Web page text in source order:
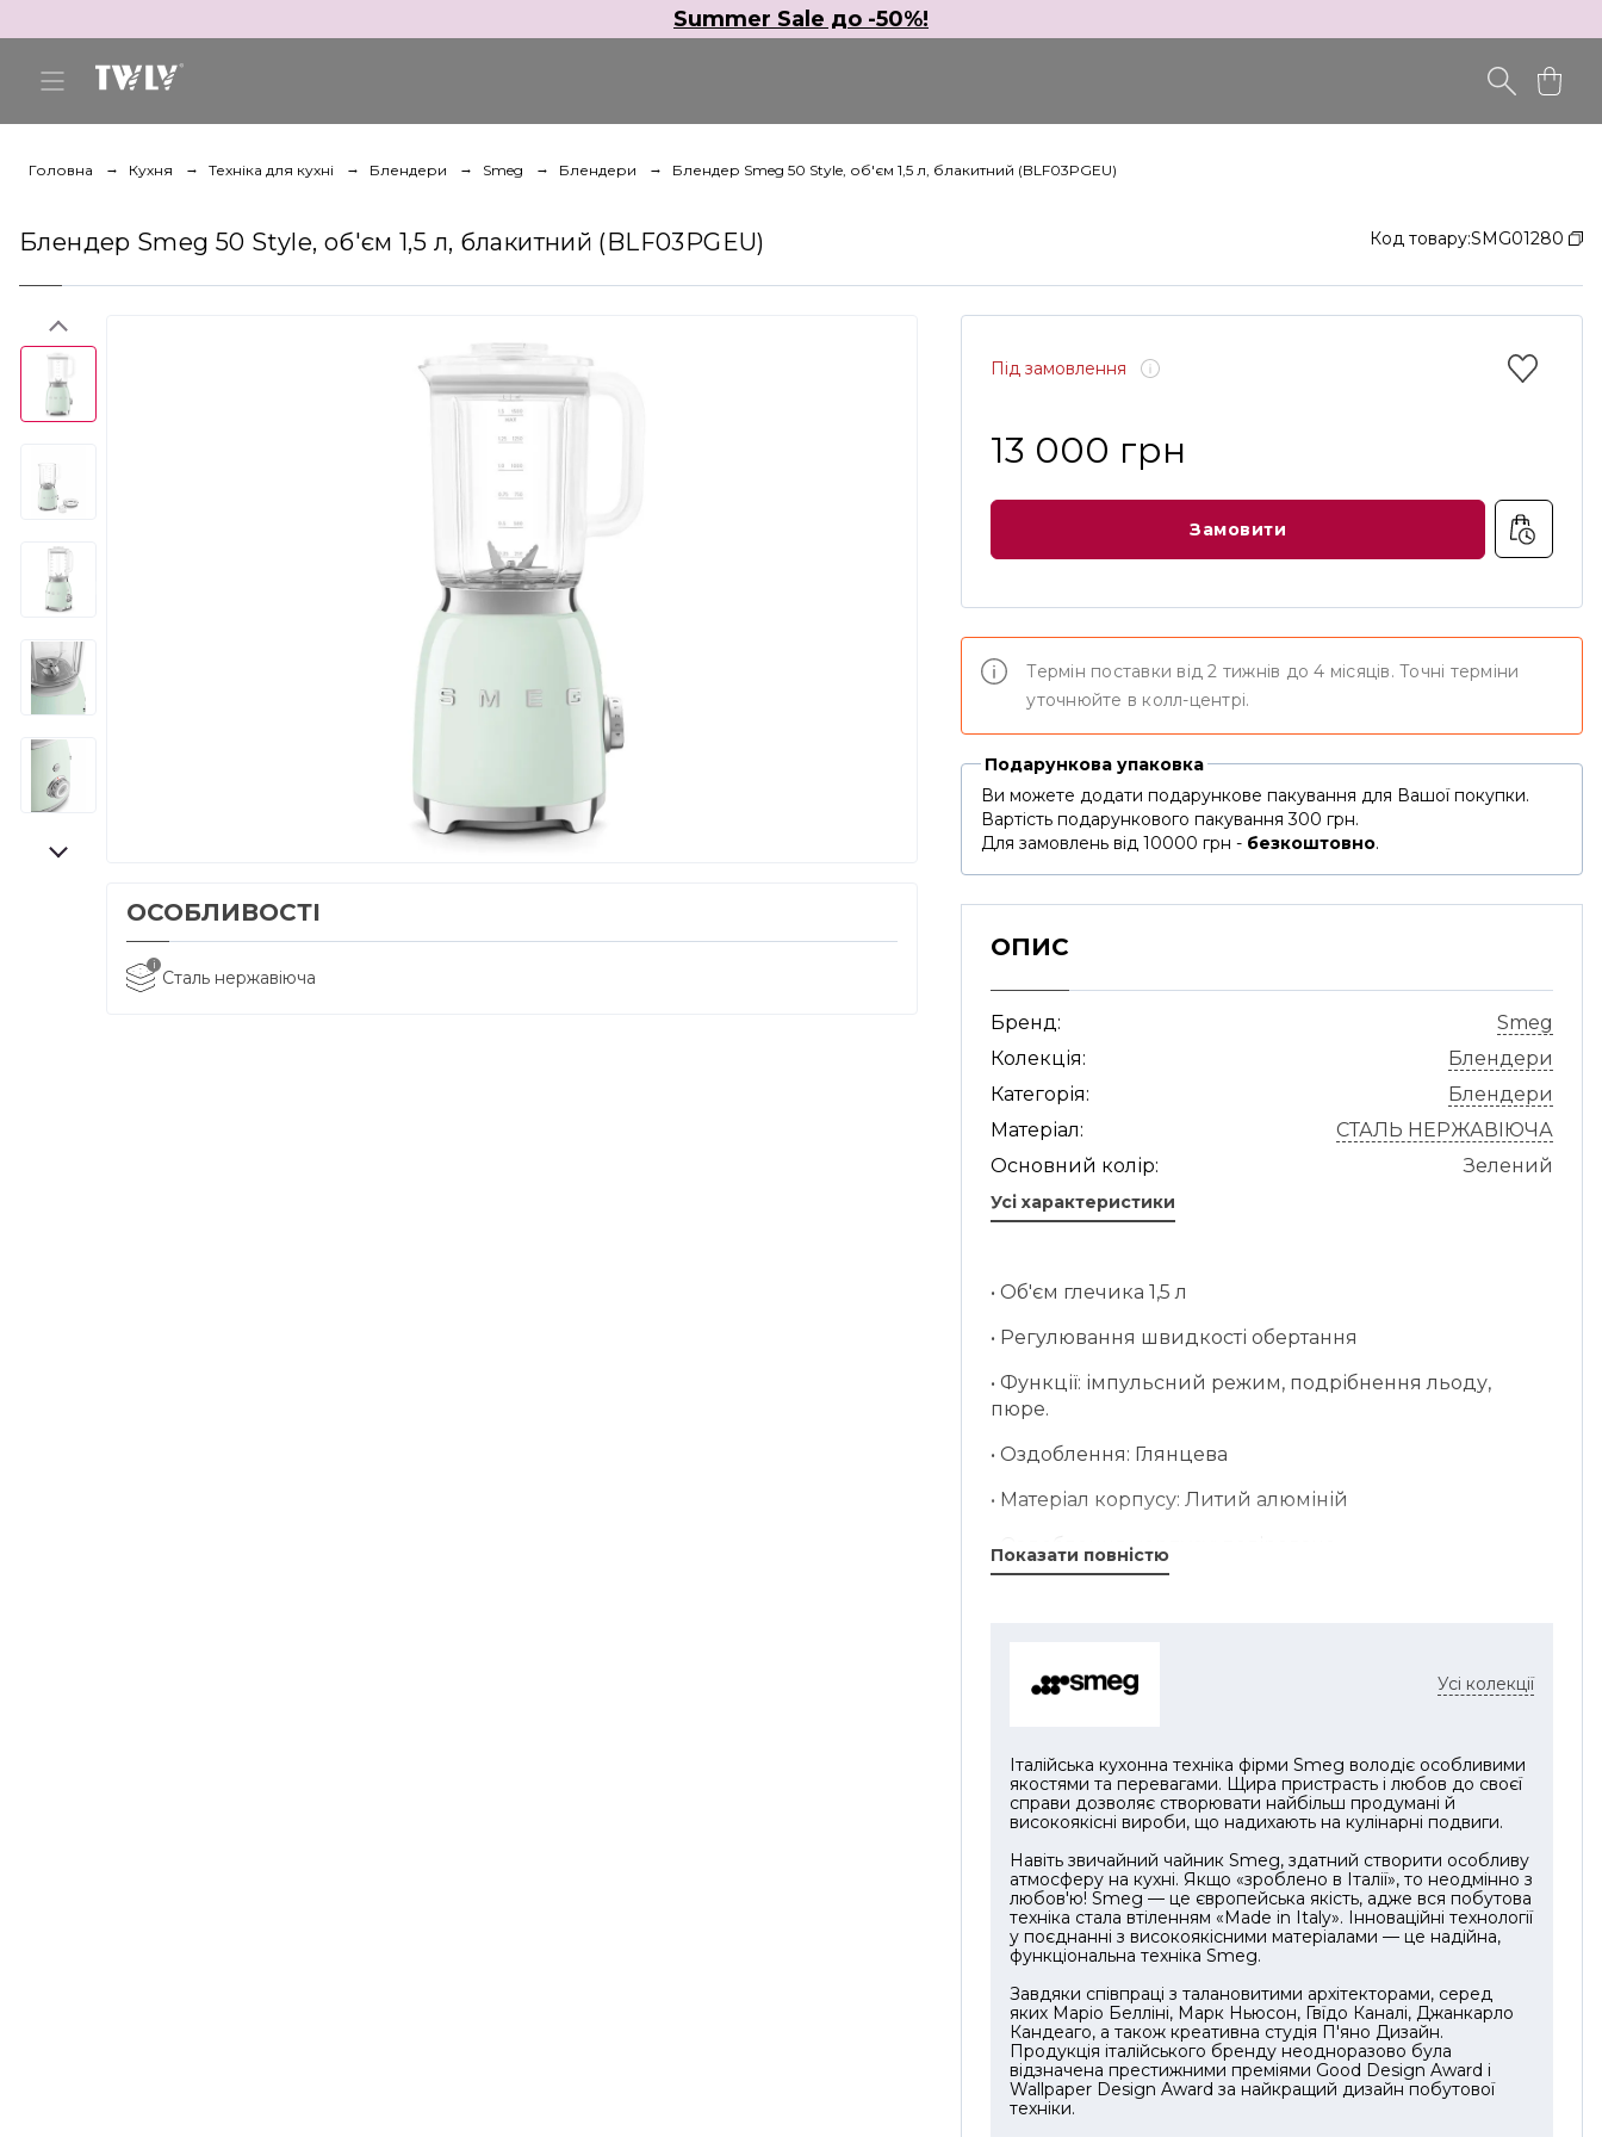
Summer Sale до -50%!
Головна Кухня Техніка для кухні Блендери Smeg Блендери Блендер Smeg 50 Style, об'єм 1,5 л, блакитний (BLF03PGEU)
Блендер Smeg 50 Style, об'єм 1,5 л, блакитний (BLF03PGEU) Код товару:SMG01280
ОСОБЛИВОСТІ
i
Сталь нержавіюча
Під замовлення
13 000 грн
Замовити
Термін поставки від 2 тижнів до 4 місяців. Точні терміни
уточнюйте в колл-центрі.
Подарункова упаковка
Ви можете додати подарункове пакування для Вашої покупки.
Вартість подарункового пакування 300 грн.
Для замовлень від 10000 грн - безкоштовно.
ОПИС
Бренд:
Smeg
Колекція:
Блендери
Категорія:
Блендери
Матеріал:
СТАЛЬ НЕРЖАВІЮЧА
Основний колір:
Зелений
Усі характеристики
• Об'єм глечика 1,5 л
• Регулювання швидкості обертання
• Функції: імпульсний режим, подрібнення льоду,
пюре.
• Оздоблення: Глянцева
• Матеріал корпусу: Литий алюміній
• Оздоблення корпусу: поліроване
• Матеріал носика чаші: Пластик Soft-touch
• Матеріал манжети: Пластик
• Колір основи: Полірований хром
• Матеріал основи: Пластик
touch
• Колір кабелю: Сірий
ПРОГРАМИ/ФУНКЦІЇ:
Показати повністю
Усі колекції
Італійська кухонна техніка фірми Smeg володіє особливими
якостями та перевагами. Щира пристрасть і любов до своєї
справи дозволяє створювати найбільш продумані й
високоякісні вироби, що надихають на кулінарні подвиги.
Навіть звичайний чайник Smeg, здатний створити особливу
атмосферу на кухні. Якщо «зроблено в Італії», то неодмінно з
любов'ю! Smeg — це європейська якість, адже вся побутова
техніка стала втіленням «Made in Italy». Інноваційні технології
у поєднанні з високоякісними матеріалами — це надійна,
функціональна техніка Smeg.
Завдяки співпраці з талановитими архітекторами, серед
яких Маріо Белліні, Марк Ньюсон, Гвїдо Каналі, Джанкарло
Кандеаго, а також креативна студія П'яно Дизайн.
Продукція італійського бренду неодноразово була
відзначена престижними преміями Good Design Award і
Wallpaper Design Award за найкращий дизайн побутової
техніки.